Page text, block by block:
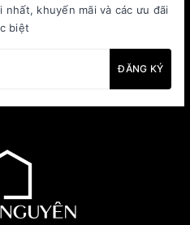
nhất, khuyến mãi và các ưu đãi
biệt
ĐĂNG KÝ